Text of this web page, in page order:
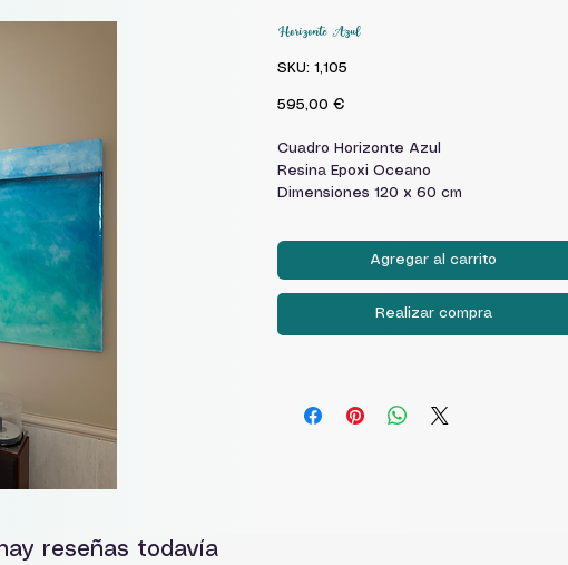
Horizonte Azul
SKU: 1,105
595,00 €
Cuadro Horizonte Azul
Resina Epoxi Oceano
Dimensiones 120 x 60 cm
Agregar al carrito
Realizar compra
reseñas todavía